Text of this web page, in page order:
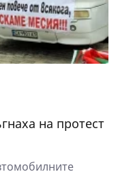
на протест